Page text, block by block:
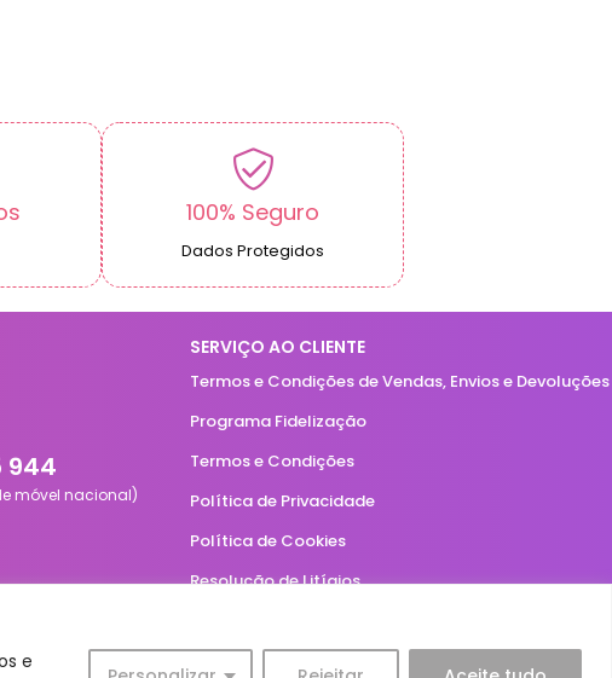
e
100% Seguro
Dados Protegidos
944
móvel nacional)
SERVIÇO AO CLIENTE
Termos e Condições de Vendas, Envios e Devoluções
Programa Fidelização
Termos e Condições
Política de Privacidade
Política de Cookies
Resolução de Litígios